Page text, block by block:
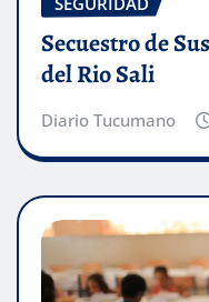
Secuestro de
del Rio Sali
Diario Tucumano